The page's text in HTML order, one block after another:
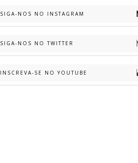
SIGA-NOS NO INSTAGRAM
SIGA-NOS NO TWITTER
INSCREVA-SE NO YOUTUBE